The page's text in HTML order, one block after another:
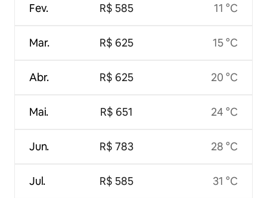
Fev.
Mar.
Abr.
Mai.
Jun.
Jul.
R$ 585
R$ 625
R$ 625
R$ 651
R$ 783
R$ 585
11 °C
15 °C
20 °C
24 °C
28 °C
31 °C